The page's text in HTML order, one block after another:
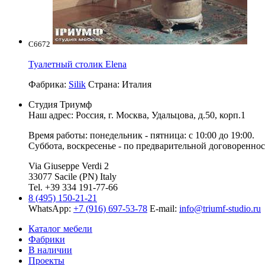
C6672
Туалетный столик Elena
Фабрика: Silik Страна: Италия
Студия Триумф
Наш адрес: Россия, г. Москва, Удальцова, д.50, корп.1
Время работы: понедельник - пятница: с 10:00 до 19:00.
Суббота, воскресенье - по предварительной
Via Giuseppe Verdi 2
33077 Sacile (PN) Italy
Tel. +39 334 191-77-66
8 (495) 150-21-21
WhatsApp: +7 (916) 697-53-78 E-mail: info@triumf-studio.ru
Каталог мебели
Фабрики
В наличии
Проекты